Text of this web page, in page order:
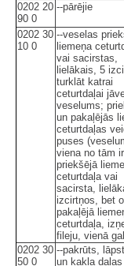
0202 20
90 0
--pārējie
0202 30
10 0
--veselas
liemeņa
vai sacirstas,
lielākais, 5
turklāt katrai
ceturtdaļai
veselums;
un pakaļējās
ceturtdaļas
puses
viena no tām
priekšējā
ceturtdaļa vai
sacirsta,
izcirtņos, bet
pakaļējā
ceturtdaļa,
fileju, vienā
0202 30
50 0
--pakrūts,
un kakla